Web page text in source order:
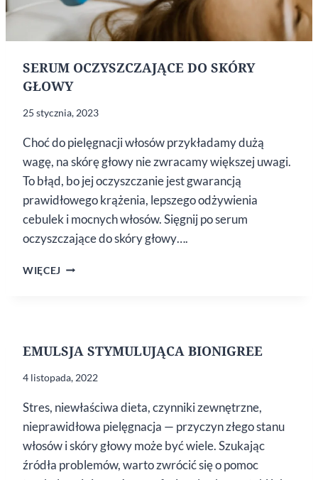
SERUM OCZYSZCZAJĄCE DO SKÓRY
GŁOWY
25 stycznia, 2023
Choć do pielęgnacji włosów przykładamy dużą
wagę, na skórę głowy nie zwracamy większej uwagi.
To błąd, bo jej oczyszczanie jest gwarancją
prawidłowego krążenia, lepszego odżywienia
cebulek i mocnych włosów. Sięgnij po serum
oczyszczające do skóry głowy….
WIĘCEJ SERUM
EMULSJA STYMULUJĄCA BIONIGREE
4 listopada, 2022
Stres, niewłaściwa dieta, czynniki zewnętrzne,
nieprawidłowa pielęgnacja — przyczyn złego stanu
włosów i skóry głowy może być wiele. Szukając
źródła problemów, warto zwrócić się o pomoc